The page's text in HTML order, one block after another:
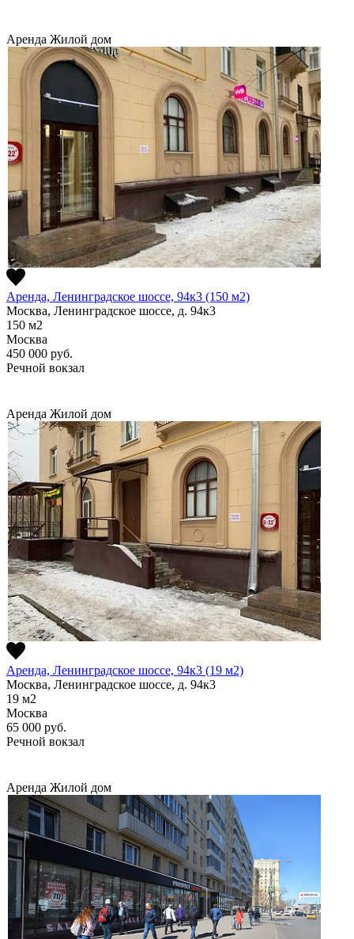
Аренда Жилой дом
Аренда, Ленинградское шоссе, 94к3 (150 м2)
Москва, Ленинградское шоссе, д. 94к3
150 м2
Москва
450 000 руб.
Речной вокзал
Аренда Жилой дом
Аренда, Ленинградское шоссе, 94к3 (19 м2)
Москва, Ленинградское шоссе, д. 94к3
19 м2
Москва
65 000 руб.
Речной вокзал
Аренда Жилой дом